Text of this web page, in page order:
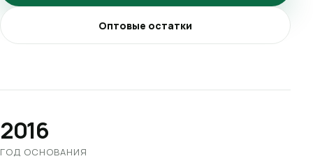
Оптовые остатки
2016
ГОД ОСНОВАНИЯ